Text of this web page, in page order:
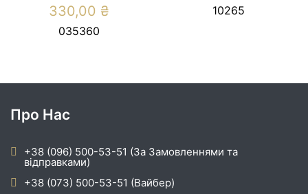
330,00 ₴
035360
10265
Про Нас
+38 (096) 500-53-51 (За Замовленнями та
відправками)
+38 (073) 500-53-51 (Вайбер)